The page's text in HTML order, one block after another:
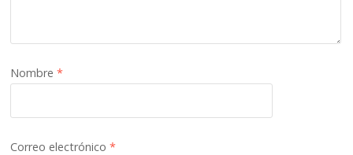
Nombre*
Correo electrónico*